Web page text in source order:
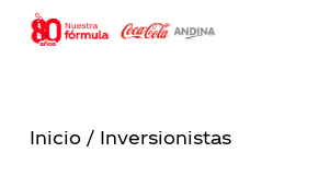
Skip
80 años
Inicio/ Inversionistas